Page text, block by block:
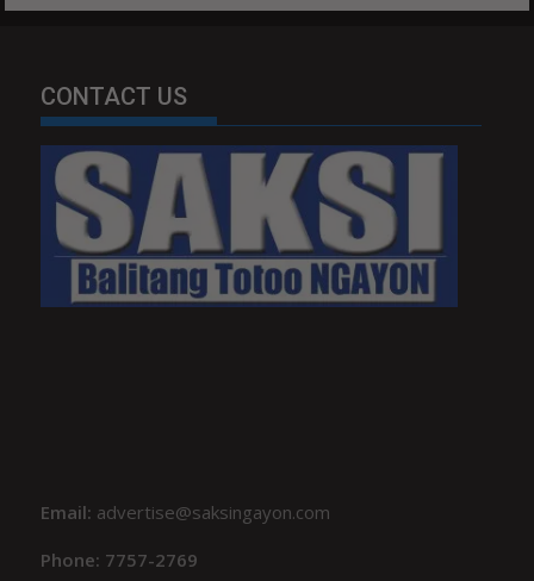
CONTACT US
Email: advertise@saksingayon.com
Phone: 7757-2769